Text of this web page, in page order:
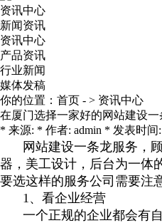
资讯中心
新闻资讯
资讯中心
产品资讯
行业新闻
媒体发稿
你的位置： 首页 - > 资讯中心
在厦门选择一家好的网站建设
* 来源: * 作者: admin * 发表时间
网站建设一条龙服务，
器，美工设计，后台为一体
要选这样的服务公司需要注
1、看企业经营
一个正规的企业都会有